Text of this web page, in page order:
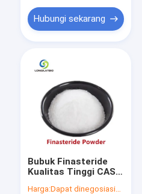
Hubungi sekarang
Bubuk Finasteride
Kualitas Tinggi CAS
Harga:Dapat dinegosiasikan